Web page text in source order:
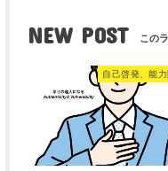
NEW POST
自己啓発、能